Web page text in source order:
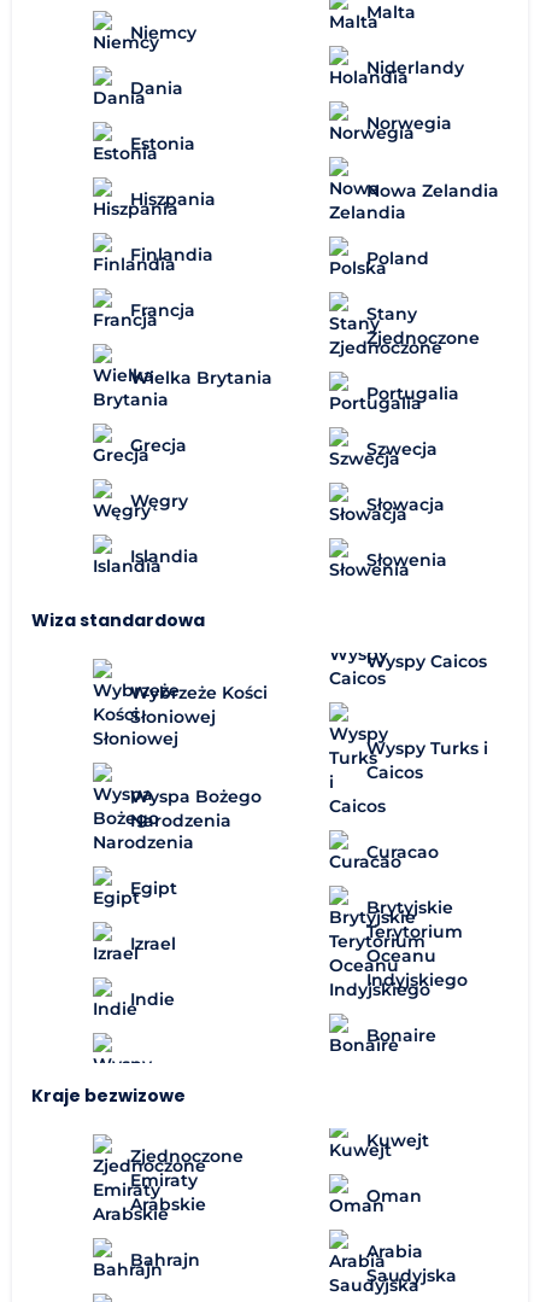
Niemcy
Dania
Estonia
Hiszpania
Finlandia
Francja
Wielka Brytania
Grecja
Węgry
Islandia
Malta
Niderlandy
Norwegia
Nowa Zelandia
Poland
Stany
Zjednoczone
Portugalia
Szwecja
Słowacja
Słowenia
Wiza standardowa
Wybrzeże Kości
Słoniowej
Wyspa Bożego
Narodzenia
Egipt
Izrael
Indie
Wyspy Caicos
Wyspy Turks i
Caicos
Curacao
Brytyjskie
Terytorium
Oceanu
Indyjskiego
Bonaire
Kraje bezwizowe
Zjednoczone
Emiraty
Arabskie
Bahrajn
Kuwejt
Oman
Arabia
Saudyjska